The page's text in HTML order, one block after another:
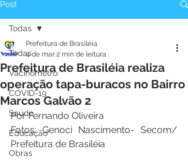
Post
Todas
Vacinômetro
COVID-19
Saúde
Educação
Obras
Todas
Prefeitura de Brasiléia realiza
operação tapa-buracos no Bairro
Marcos Galvão 2
Prefeitura de Brasiléia
4 de mar.2 min de leitura
Por Fernando Oliveira
Fotos: Genoci Nascimento- Secom/
Prefeitura de Brasiléia